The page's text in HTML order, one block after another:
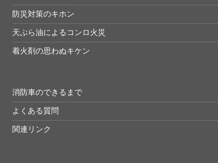
防災対策のキホン
天ぷら油によるコンロ火災
着火剤の思わぬキケン
消防車のできるまで
よくある質問
関連リンク